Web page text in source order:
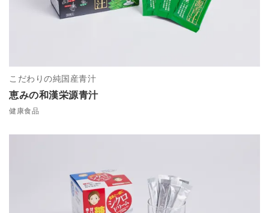
恵みの和漢栄源青汁
こだわりの純国産青汁
健康食品